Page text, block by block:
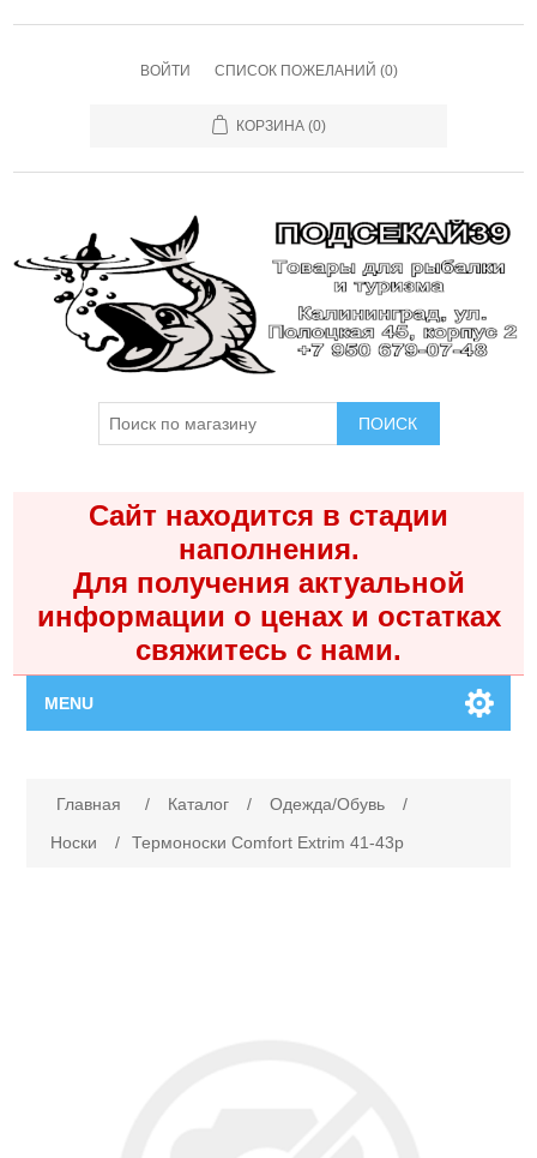
ВОЙТИ СПИСОК ПОЖЕЛАНИЙ (0)
КОРЗИНА (0)
ПОИСК
Сайт находится в стадии
наполнения.
Для получения актуальной
информации о ценах и остатках
свяжитесь с нами.
MENU
Каталог
Главная / Каталог / Одежда/Обувь
/
Носки
/ Термоноски Comfort Extrim 41-43р